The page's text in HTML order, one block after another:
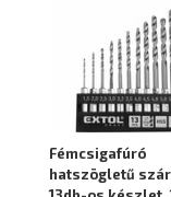
Fémcsigafúró
hatszögletű